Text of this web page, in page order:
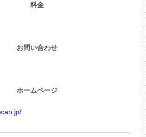
料金
お問い合わせ
ホームページ